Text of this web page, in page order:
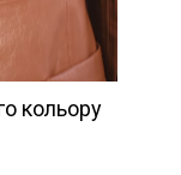
кольору